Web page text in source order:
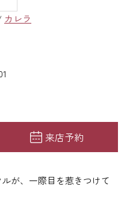
カレラ
来店予約
が、一際目を惹きつけて